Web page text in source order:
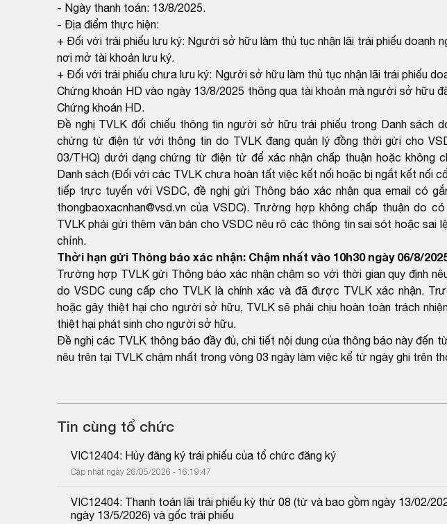
- Ngày thanh toán: 13/8/2025.
- Địa điểm thực hiện:
+ Đối với trái phiếu lưu ký: Người sở hữu làm thủ tục nhận lãi trái phiếu doanh
nơi mở tài khoản lưu ký.
+ Đối với trái phiếu chưa lưu ký: Người sở hữu làm thủ tục nhận lãi trái phiếu
Chứng khoán HD vào ngày 13/8/2025 thông qua tài khoản mà người sở hữu
Chứng khoán HD.
Đề nghị TVLK đối chiếu thông tin người sở hữu trái phiếu trong Danh sách
chứng từ điện tử với thông tin do TVLK đang quản lý đồng thời gửi cho
03/THQ) dưới dạng chứng từ điện tử để xác nhận chấp thuận hoặc không
Danh sách (Đối với các TVLK chưa hoàn tất việc kết nối hoặc bị ngắt kết nối
tiếp trực tuyến với VSDC, đề nghị gửi Thông báo xác nhận qua email có
thongbaoxacnhan@vsd.vn của VSDC). Trường hợp không chấp thuận do
TVLK phải gửi thêm văn bản cho VSDC nêu rõ các thông tin sai sót hoặc sai
chỉnh.
Thời hạn gửi Thông báo xác nhận: Chậm nhất vào 10h30 ngày 06/8/
Trường hợp TVLK gửi Thông báo xác nhận chậm so với thời gian quy định
do VSDC cung cấp cho TVLK là chính xác và đã được TVLK xác nhận.
hoặc gây thiệt hại cho người sở hữu, TVLK sẽ phải chịu hoàn toàn trách
thiệt hại phát sinh cho người sở hữu.
Đề nghị các TVLK thông báo đầy đủ, chi tiết nội dung của thông báo này đến
nêu trên tại TVLK chậm nhất trong vòng 03 ngày làm việc kể từ ngày ghi trên
Tin cùng tổ chức
VIC12404: Hủy đăng ký trái phiếu của tổ chức đăng ký
Cập nhật ngày 26/05/2026 - 16:19:47
VIC12404: Thanh toán lãi trái phiếu kỳ thứ 08 (từ và bao gồm ngày 13/02/
ngày 13/5/2026) và gốc trái phiếu